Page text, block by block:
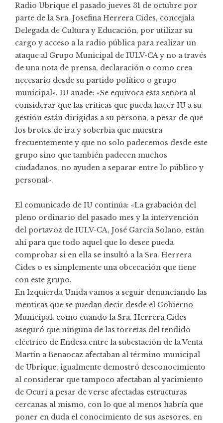
Radio Ubrique el pasado jueves 31 de octubre por
parte de la Sra. Josefina Herrera Cides, concejala
Delegada de Cultura y Educación, por utilizar su
cargo y acceso a la radio pública para realizar un
ataque al Grupo Municipal de IULV-CA y no a través
de una nota de prensa, declaración o como crea
necesario desde su partido político o grupo
municipal». IU añade: «Se equivoca esta señora al
considerar que las críticas que pueda hacer IU a su
gestión están dirigidas a su persona, a pesar de que
los brotes de ira y soberbia que muestra
frecuentemente y que no solo padecemos desde este
grupo sino que también padecen muchos
ciudadanos, no ayuden a separar entre lo público y
personal».
El comunicado de IU continúa: «La grabación del
pleno ordinario del pasado mes y la intervención
del portavoz de IULV-CA, José García Solano, están
ahí para que todo aquel que lo desee pueda
comprobar si en ella se insultó a la Sra. Herrera
Cides o es simplemente una obcecación que tiene
con este grupo.
En Izquierda Unida vamos a seguir denunciando las
mentiras que se puedan decir desde el Gobierno
Municipal, como cuando la Sra. Herrera Cides
aseguró que ninguna de las torretas del tendido
eléctrico de Endesa entre la subestación de la Venta
Martín a Benaocaz afectaban al término municipal
de Ubrique, igualmente demostró desconocimiento
al considerar que tampoco afectaban al yacimiento
de Ocuri a pesar de verse afectadas estructuras
cercanas al mismo, con lo que al menos habría que
poner en duda el conocimiento de sus asesores, en